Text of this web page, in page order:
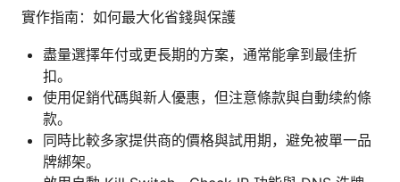
實作指南：如何最大化省錢與保護
盡量選擇年付或更長期的方案，通常能拿到最佳折
扣。
使用促銷代碼與新人優惠，但注意條款與自動续約條
款。
同時比較多家提供商的價格與試用期，避免被單一品
牌綁架。